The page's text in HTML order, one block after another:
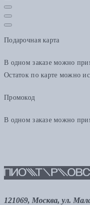
Подарочная карта
В одном заказе можно
Остаток по карте можно
Промокод
В одном заказе можно
121069, Москва, ул.